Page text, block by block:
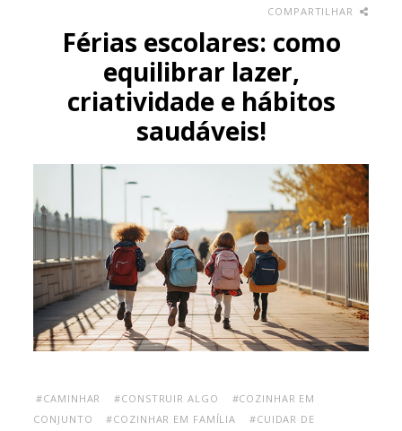
COMPARTILHAR
Férias escolares: como
equilibrar lazer,
criatividade e hábitos
saudáveis!
#CAMINHAR #CONSTRUIR ALGO
#COZINHAR EM
CONJUNTO
#COZINHAR EM FAMÍLIA
#CUIDAR DE